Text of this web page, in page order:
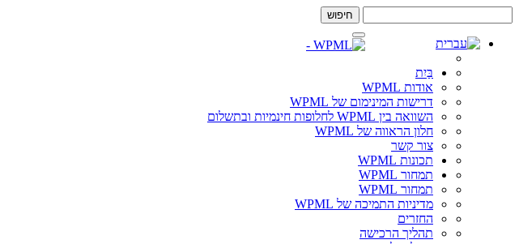
לתוכן
לסרגל
בַּיִת
אודות WPML
דרישות המינימום של WPML
השוואה בין WPML לחלופות חינמיות ובתשלום
חלון הראווה של WPML
צור קשר
תכונות WPML
תמחור WPML
תמחור WPML
מדיניות התמיכה של WPML
החזרים
תהליך הרכישה